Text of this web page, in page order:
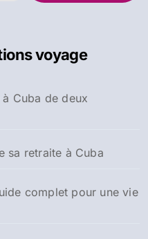
voyage
Cuba de deux
sa retraite à Cuba
complet pour une vie